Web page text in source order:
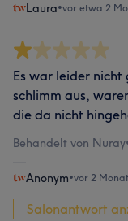
Laura•vor etwa 2
Es war leider nicht
schlimm aus,
die da nicht
Behandelt von Nuray•
Anonym•vor 2
Salonantwort